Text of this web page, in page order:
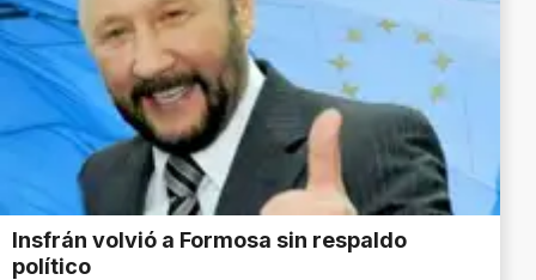
Insfrán volvió a Formosa sin respaldo
político